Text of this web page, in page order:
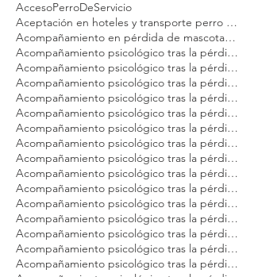
Acceso de perros de servicio Modest Dog
AccesoConPerroDeServicio
AccesoPerroDeServicio
Aceptación en hoteles y transporte perro emocional Modest Dog México
Acompañamiento en pérdida de mascotas Modest Dog México
Acompañamiento psicológico tras la pérdida de tu gato Modest Dog CDMX
Acompañamiento psicológico tras la pérdida de tu gato Modest Dog Cancún
Acompañamiento psicológico tras la pérdida de tu gato Modest Dog Guadalajara
Acompañamiento psicológico tras la pérdida de tu gato Modest Dog Los Cabos
Acompañamiento psicológico tras la pérdida de tu gato Modest Dog México
Acompañamiento psicológico tras la pérdida de tu gato Modest Dog Nuevo Vallarta
Acompañamiento psicológico tras la pérdida de tu gato Modest Dog Playa del Carmen
Acompañamiento psicológico tras la pérdida de tu gato Modest Dog Puebla
Acompañamiento psicológico tras la pérdida de tu gato Modest Dog Puerto Vallarta
Acompañamiento psicológico tras la pérdida de tu gato Modest Dog Querétaro
Acompañamiento psicológico tras la pérdida de tu gato Modest Dog Tulum
Acompañamiento psicológico tras la pérdida de tu gato Modest Dog Veracruz
Acompañamiento psicológico tras la pérdida de tu gato Modest Dog Zapopan